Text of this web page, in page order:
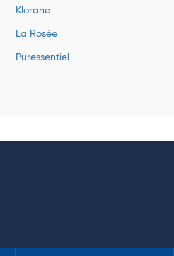
Klorane
La Rosée
Puressentiel